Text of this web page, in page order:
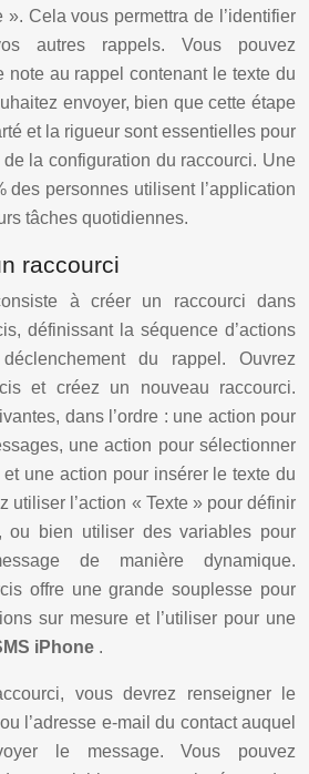
Cela vous permettra de l’identifier
autres rappels. Vous pouvez
note au rappel contenant le texte du
envoyer, bien que cette étape
et la rigueur sont essentielles pour
la configuration du raccourci. Une
des personnes utilisent l’application
tâches quotidiennes.
raccourci
à créer un raccourci dans
définissant la séquence d’actions
du rappel. Ouvrez
et créez un nouveau raccourci.
dans l’ordre : une action pour
une action pour sélectionner
et une action pour insérer le texte du
utiliser l’action « Texte » pour définir
ou bien utiliser des variables pour
de manière dynamique.
offre une grande souplesse pour
sur mesure et l’utiliser pour une
iPhone .
vous devrez renseigner le
l’adresse e-mail du contact auquel
le message. Vous pouvez